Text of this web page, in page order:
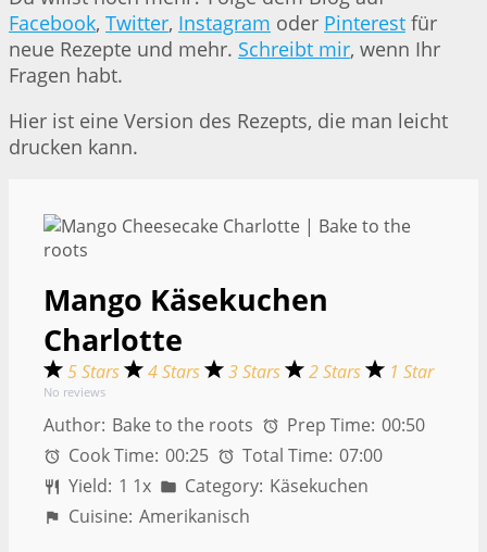
Facebook, Twitter, Instagram oder Pinterest für
neue Rezepte und mehr. Schreibt mir, wenn Ihr
Fragen habt.
Hier ist eine Version des Rezepts, die man leicht
drucken kann.
Mango Käsekuchen
Charlotte
5 Stars 4 Stars 3 Stars 2 Stars 1 Star
No reviews
Author: Bake to the roots Prep Time: 00:50
Cook Time: 00:25 Total Time: 07:00
Yield: 1 1x Category: Käsekuchen
Cuisine: Amerikanisch